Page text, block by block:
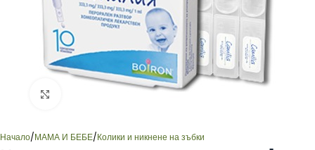
Начало/МАМА И БЕБЕ/Колики и никнене на зъбки